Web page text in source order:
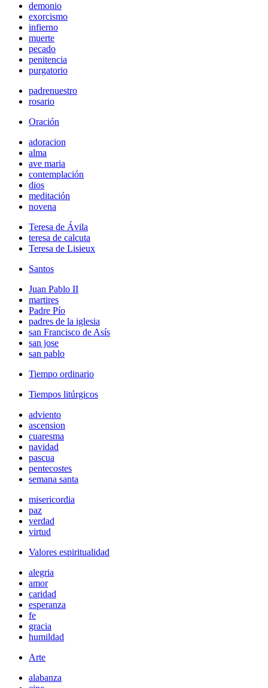
demonio
exorcismo
infierno
muerte
pecado
penitencia
purgatorio
padrenuestro
rosario
Oración
adoracion
alma
ave maria
contemplación
dios
meditación
novena
Teresa de Ávila
teresa de calcuta
Teresa de Lisieux
Santos
Juan Pablo II
martires
Padre Pío
padres de la iglesia
san Francisco de Asís
san jose
san pablo
Tiempo ordinario
Tiempos litúrgicos
adviento
ascension
cuaresma
navidad
pascua
pentecostes
semana santa
misericordia
paz
verdad
virtud
Valores espiritualidad
alegria
amor
caridad
esperanza
fe
gracia
humildad
Arte
alabanza